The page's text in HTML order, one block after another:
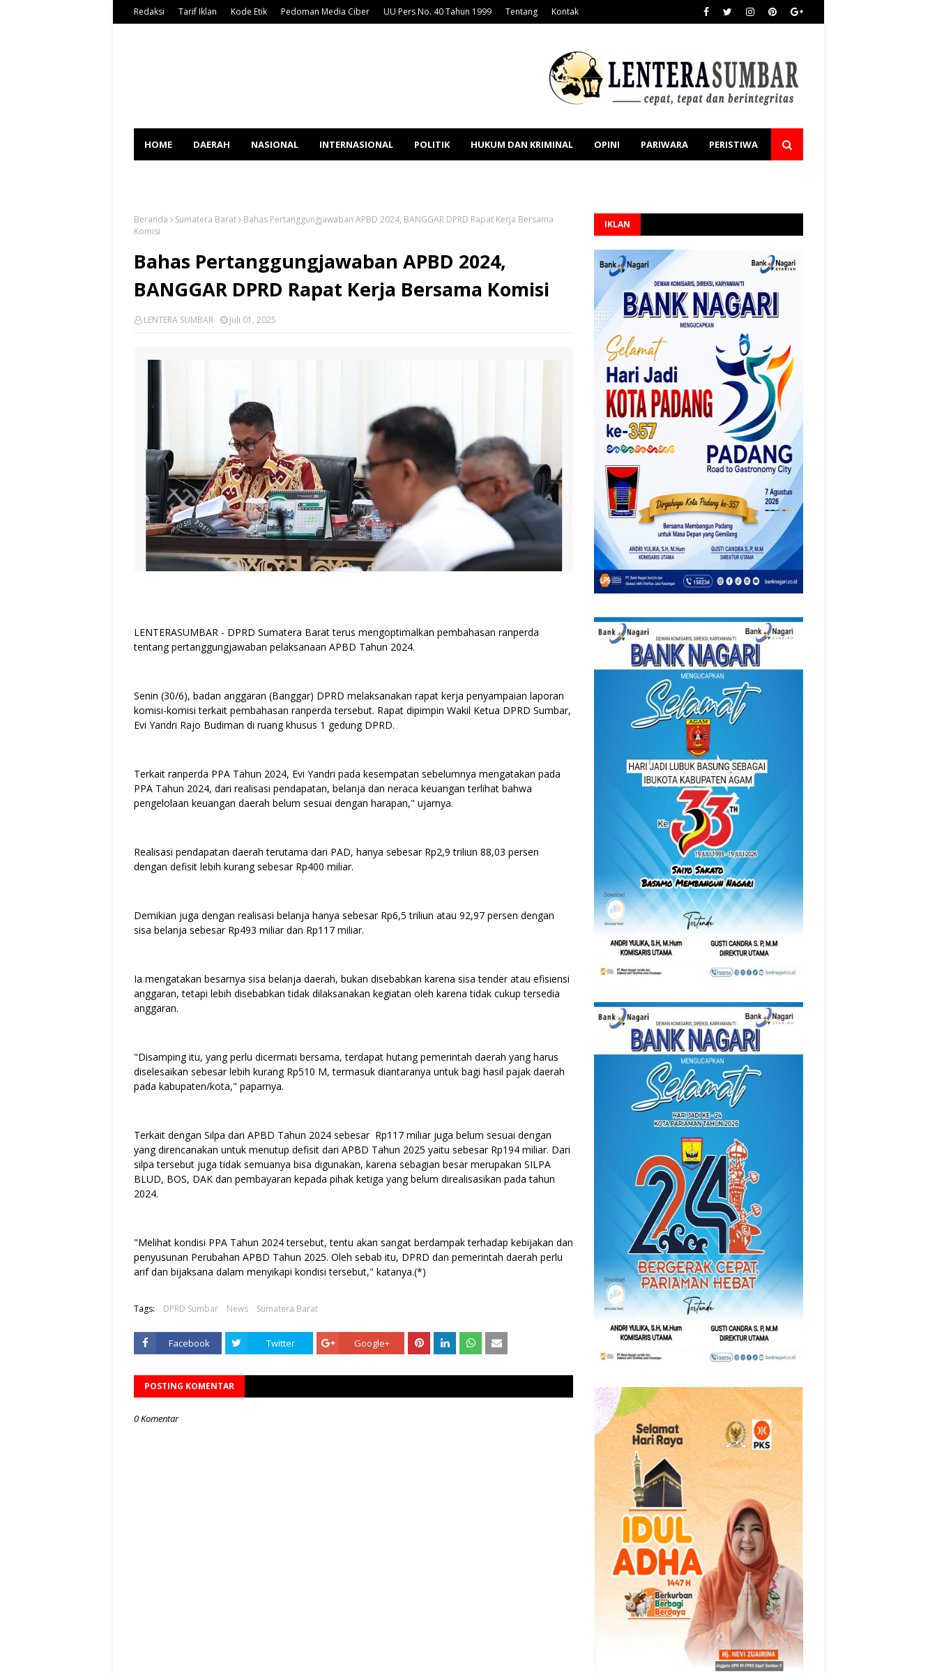
Redaksi Tarif Iklan Kode Etik Pedoman Media Ciber UU Pers No. 40 Tahun 1999 Tentang Kontak
HOME DAERAH NASIONAL INTERNASIONAL POLITIK HUKUM DAN KRIMINAL OPINI PARIWARA PERISTIWA
Beranda Sumatera Barat
Bahas Pertanggungjawaban APBD 2024, BANGGAR DPRD Rapat Kerja Bersama
Komisi
Bahas Pertanggungjawaban APBD 2024,
BANGGAR DPRD Rapat Kerja Bersama Komisi
LENTERA SUMBAR Juli 01, 2025
LENTERASUMBAR - DPRD Sumatera Barat terus mengoptimalkan pembahasan ranperda
tentang pertanggungjawaban pelaksanaan APBD Tahun 2024.
Senin (30/6), badan anggaran (Banggar) DPRD melaksanakan rapat kerja penyampaian laporan
komisi-komisi terkait pembahasan ranperda tersebut. Rapat dipimpin Wakil Ketua DPRD Sumbar,
Evi Yandri Rajo Budiman di ruang khusus 1 gedung DPRD.
Terkait ranperda PPA Tahun 2024, Evi Yandri pada kesempatan sebelumnya mengatakan pada
PPA Tahun 2024, dari realisasi pendapatan, belanja dan neraca keuangan terlihat bahwa
pengelolaan keuangan daerah belum sesuai dengan harapan," ujarnya.
Realisasi pendapatan daerah terutama dari PAD, hanya sebesar Rp2,9 triliun 88,03 persen
dengan defisit lebih kurang sebesar Rp400 miliar.
Demikian juga dengan realisasi belanja hanya sebesar Rp6,5 triliun atau 92,97 persen dengan
sisa belanja sebesar Rp493 miliar dan Rp117 miliar.
Ia mengatakan besarnya sisa belanja daerah, bukan disebabkan karena sisa tender atau efisiensi
anggaran, tetapi lebih disebabkan tidak dilaksanakan kegiatan oleh karena tidak cukup tersedia
anggaran.
"Disamping itu, yang perlu dicermati bersama, terdapat hutang pemerintah daerah yang harus
diselesaikan sebesar lebih kurang Rp510 M, termasuk diantaranya untuk bagi hasil pajak daerah
pada kabupaten/kota," paparnya.
Terkait dengan Silpa dari APBD Tahun 2024 sebesar Rp117 miliar juga belum sesuai dengan
yang direncanakan untuk menutup defisit dari APBD Tahun 2025 yaitu sebesar Rp194 miliar. Dari
silpa tersebut juga tidak semuanya bisa digunakan, karena sebagian besar merupakan SILPA
BLUD, BOS, DAK dan pembayaran kepada pihak ketiga yang belum direalisasikan pada tahun
2024.
"Melihat kondisi PPA Tahun 2024 tersebut, tentu akan sangat berdampak terhadap kebijakan dan
penyusunan Perubahan APBD Tahun 2025. Oleh sebab itu, DPRD dan pemerintah daerah perlu
arif dan bijaksana dalam menyikapi kondisi tersebut," katanya.(*)
Tags: DPRD Sumbar News Sumatera Barat
Facebook Twitter Google+
POSTING KOMENTAR
0 Komentar
IKLAN